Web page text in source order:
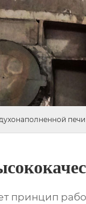
печи
принцип